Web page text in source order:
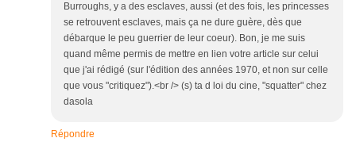
Burroughs, y a des esclaves, aussi (et des fois, les princesses
se retrouvent esclaves, mais ça ne dure guère, dès que
débarque le peu guerrier de leur coeur). Bon, je me suis
quand même permis de mettre en lien votre article sur celui
que j'ai rédigé (sur l'édition des années 1970, et non sur celle
que vous "critiquez").<br /> (s) ta d loi du cine, "squatter" chez
dasola
Répondre